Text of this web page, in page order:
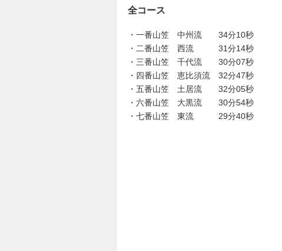
全コース
・一番山笠 中州流 34分10秒
・二番山笠 西流 31分14秒
・三番山笠 千代流 30分07秒
・四番山笠 恵比須流 32分47秒
・五番山笠 土居流 32分05秒
・六番山笠 大黒流 30分54秒
・七番山笠 東流 29分40秒